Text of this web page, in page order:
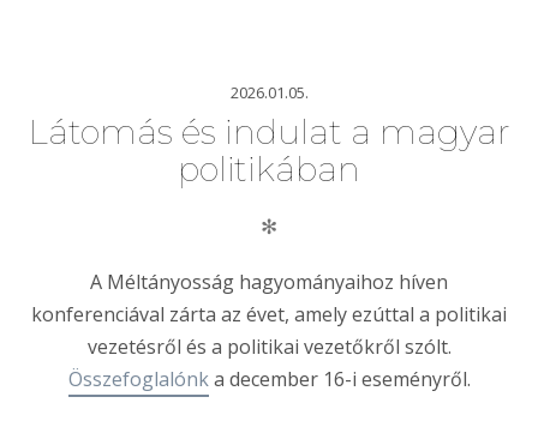
2026.01.05.
Látomás és indulat a magyar
politikában
✻
A Méltányosság hagyományaihoz híven
konferenciával zárta az évet, amely ezúttal a politikai
vezetésről és a politikai vezetőkről szólt.
Összefoglalónka december 16-i eseményről.